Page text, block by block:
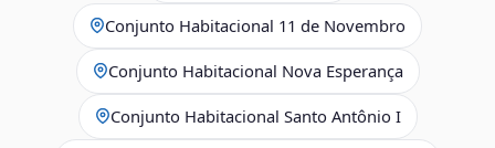
Conjunto Habitacional 11 de Novembro
Conjunto Habitacional Nova Esperança
Conjunto Habitacional Santo Antônio I